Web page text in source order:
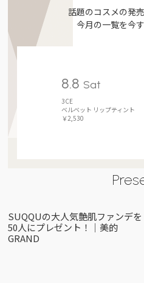
話題のコスメの発
今月の一覧を今
8.8 Sat
3CE
ベルベット リップティント
￥2,530
SUQQUの大人気艶肌ファンデを
50人にプレゼント！｜美的
GRAND